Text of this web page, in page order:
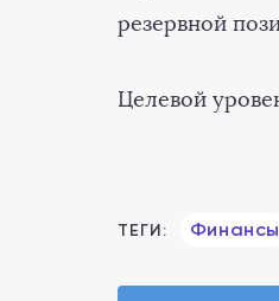
резервной
Целевой
ТЕГИ: Финансы